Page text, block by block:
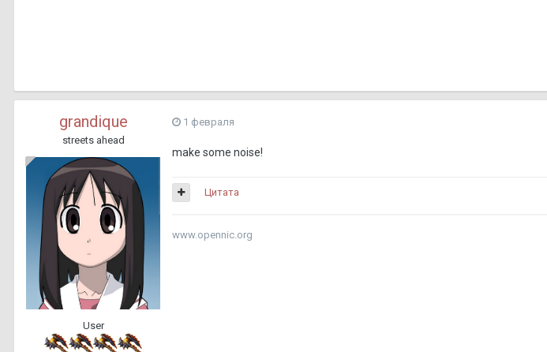
grandique
streets ahead
User
1 февраля
make some noise!
Цитата
www.opennic.org